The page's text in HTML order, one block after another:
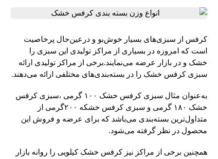
کرفس از سبزی‌های بسیار خوش‌بو و درعین‌حال پرخاصیت
است که امروزه در بسیاری از مراکز تولیدی این سبزی را
خشک و در بازار عرضه می‌نمایند.برخی از مراکز تولیدی ارائه
سبزی کرفس خشک را در بسته‌بندی‌های مختلفی ارائه می‌دهند.
به‌عنوان مثال سبزی کرفس خشک ۱۰۰ گرمی ،سبزی کرفس
خشک ۱۸۰ گرمی و سبزی کرفس خشکه ۲۰۰گرمی از
متداول‌ترین بسته‌بندی می‌باشد که برای عرضه و فروش این
محصول در نظر گرفته می‌شود.
همچنین برخی از مراکز نیز کرفس خشک کیلویی را روانه بازار